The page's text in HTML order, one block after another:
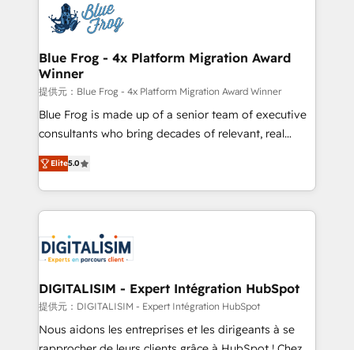
team of 25+ experts Contact us today to help you
get more from your investment in HubSpot.
Implementation partner, we provide expertise to
drive your business forward. Since 2015 we are fully
dedicated to HubSpot and with an experienced
team (50+), we work with reputable companies in
B2B sectors such as manufacturing, SaaS and
business services. We prepare a customized
business case that demonstrates the value and
detailed financial rationale with a focus on ROI and
TCO. As a trusted extension of your team, we
business up for long-term success. Unlock your
business. If not now, when?
Blue Frog - 4x Platform Migration Award
Winner
提供元：Blue Frog - 4x Platform Migration Award Winner
Blue Frog is made up of a senior team of executive
consultants who bring decades of relevant, real
world experience to our client engagements. "Blue
Frog is a top, trusted partner in HubSpot's
ecosystem for a reason. Their team brings over a
decade of experience to the table, along with deep
for driving growth. They are committed to helping
our customers grow and finding solutions that fit
their unique business needs. We are thrilled to have
Blue Frog in the HubSpot ecosystem leading the
way for customers!" - Yamini Rangan, CEO of
HubSpot “Our experience with the team at Blue Frog
Elite5.0
DIGITALISIM - Expert Intégration HubSpot
提供元：DIGITALISIM - Expert Intégration HubSpot
Nous aidons les entreprises et les dirigeants à se